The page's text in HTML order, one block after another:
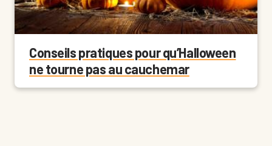
Conseils pratiques pour qu’Halloween
ne tourne pas au cauchemar